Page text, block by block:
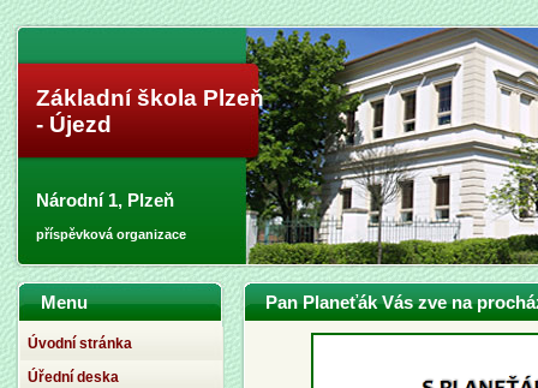
Základní škola Plzeň
- Újezd
Národní 1, Plzeň
příspěvková organizace
Pan Planeťák Vás zve na
Menu
Úvodní stránka
Úřední deska